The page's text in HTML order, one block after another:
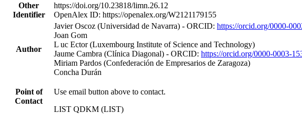
Other
Identifier
https://doi.org/10.23818/limn.26.12
OpenAlex ID: https://openalex.org/W2121179155
Author
Javier Oscoz (Universidad de Navarra) - ORCID: https://orcid.org/0000-
Joan Gom
L uc Ector (Luxembourg Institute of Science and Technology)
Jaume Cambra (Clínica Diagonal) - ORCID: https://orcid.org/0000-0003-
Miriam Pardos (Confederación de Empresarios de Zaragoza)
Concha Durán
Point of
Contact
Use email button above to contact.
LIST QDKM (LIST)